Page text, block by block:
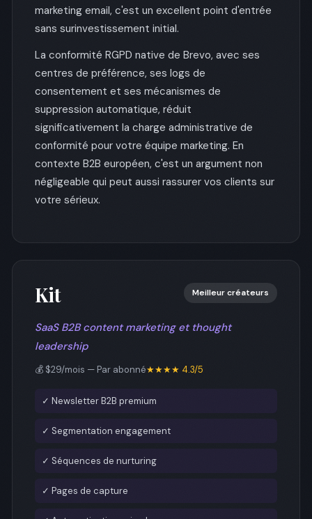
marketing email, c'est un excellent point d'entrée
sans surinvestissement initial.
La conformité RGPD native de Brevo, avec ses
centres de préférence, ses logs de
consentement et ses mécanismes de
suppression automatique, réduit
significativement la charge administrative de
conformité pour votre équipe marketing. En
contexte B2B européen, c'est un argument non
négligeable qui peut aussi rassurer vos clients sur
votre sérieux.
Kit Meilleur créateurs
SaaS B2B content marketing et thought
leadership
💰 $29/mois — Par abonné★★★★ 4.3/5
✓ Newsletter B2B premium
✓ Segmentation engagement
✓ Séquences de nurturing
✓ Pages de capture